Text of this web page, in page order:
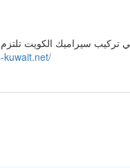
تركيب سيراميك الكويت تلتزم
kuwait.net/